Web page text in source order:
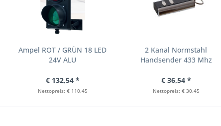
Ampel ROT / GRÜN 18 LED
24V ALU
€ 132,54 *
Nettopreis: € 110,45
2 Kanal Normstahl
Handsender 433 Mhz
€ 36,54 *
Nettopreis: € 30,45